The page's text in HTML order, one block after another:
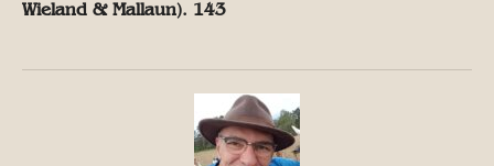
Wieland & Mallaun). 143